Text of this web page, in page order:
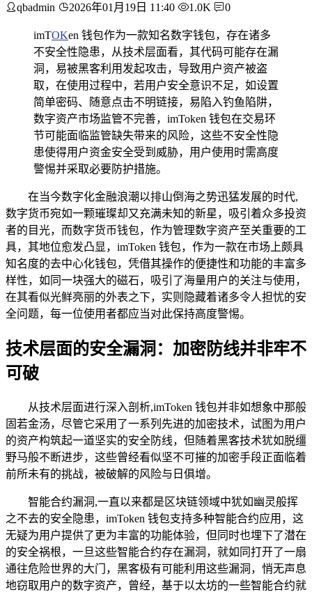
qbadmin 2026年01月19日 11:40 1.0K 0
imTOKen 钱包作为一款知名数字钱包，存在诸多
不安全性隐患，从技术层面看，其代码可能存在漏
洞，易被黑客利用发起攻击，导致用户资产被盗
取，在使用过程中，若用户安全意识不足，如设置
简单密码、随意点击不明链接，易陷入钓鱼陷阱，
数字资产市场监管不完善，imToken 钱包在交易环
节可能面临监管缺失带来的风险，这些不安全性隐
患使得用户资金安全受到威胁，用户使用时需高度
警惕并采取必要防护措施。
在当今数字化金融浪潮以排山倒海之势迅猛发展的时代,
数字货币宛如一颗璀璨却又充满未知的新星，吸引着众多投资
者的目光，而数字货币钱包，作为管理数字资产至关重要的工
具，其地位愈发凸显，imToken 钱包，作为一款在市场上颇具
知名度的去中心化钱包，凭借其操作的便捷性和功能的丰富多
样性，如同一块强大的磁石，吸引了海量用户的关注与使用，
在其看似光鲜亮丽的外表之下，实则隐藏着诸多令人担忧的安
全问题，每一位使用者都应当对此保持高度警惕。
技术层面的安全漏洞：加密防线并非牢不
可破
从技术层面进行深入剖析,imToken 钱包并非如想象中那般
固若金汤，尽管它采用了一系列先进的加密技术，试图为用户
的资产构筑起一道坚实的安全防线，但随着黑客技术犹如脱缰
野马般不断进步，这些曾经看似坚不可摧的加密手段正面临着
前所未有的挑战，被破解的风险与日俱增。
智能合约漏洞,一直以来都是区块链领域中犹如幽灵般挥
之不去的安全隐患，imToken 钱包支持多种智能合约应用，这
无疑为用户提供了更为丰富的功能体验，但同时也埋下了潜在
的安全祸根，一旦这些智能合约存在漏洞，就如同打开了一扇
通往危险世界的大门，黑客极有可能利用这些漏洞，悄无声息
地窃取用户的数字资产，曾经，基于以太坊的一些智能合约就